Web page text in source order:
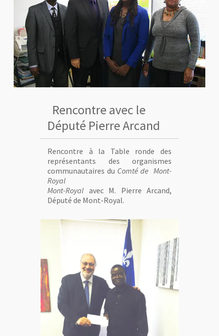
Rencontre avec le
Député Pierre Arcand
Rencontre à la Table ronde des
représentants des organismes
communautaires du Comté de Mont-
Royal
Mont-Royal avec M. Pierre Arcand,
Député de Mont-Royal.